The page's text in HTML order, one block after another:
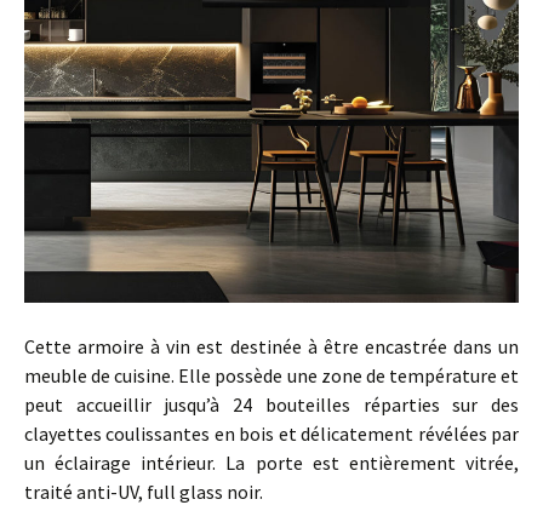
Cette armoire à vin est destinée à être encastrée dans un
meuble de cuisine. Elle possède une zone de température et
peut accueillir jusqu’à 24 bouteilles réparties sur des
clayettes coulissantes en bois et délicatement révélées par
un éclairage intérieur. La porte est entièrement vitrée,
traité anti-UV, full glass noir.